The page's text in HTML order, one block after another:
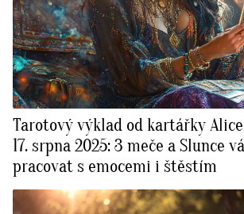
Tarotový výklad od kartářky Alice
17. srpna 2025: 3 meče a Slunce
pracovat s emocemi i štěstím